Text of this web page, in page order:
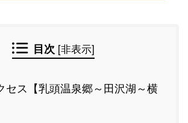
目次 [非表示]
セス【乳頭温泉郷～田沢湖～横